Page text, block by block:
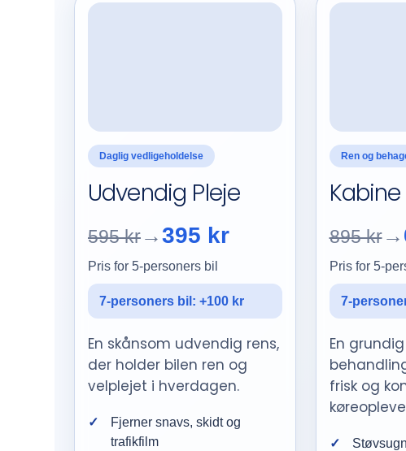
Daglig vedligeholdelse
Udvendig Pleje
595 kr→395 kr
Pris for 5-personers bil
7-personers bil: +100 kr
En skånsom udvendig rens,
der holder bilen ren og
velplejet i hverdagen.
Fjerner snavs, skidt og
trafikfilm
Ren og
895 kr→
Pris for 5-
7-
En
frisk og